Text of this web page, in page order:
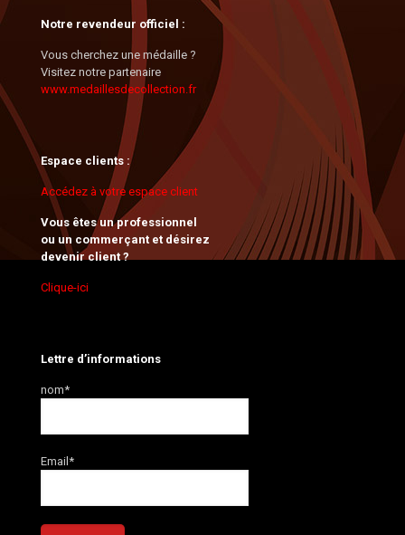
Notre revendeur officiel :
Vous cherchez une médaille ?
Visitez notre partenaire
www.medaillesdecollection.fr
Espace clients :
Accédez à votre espace client
Vous êtes un professionnel
ou un commerçant et désirez
devenir client ?
Clique-ici
Lettre d’informations
nom*
Email*